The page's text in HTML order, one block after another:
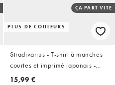
PLUS DE COULEURS
ÇA PART VITE
Stradivarius - T-shirt à manches
courtes et imprimé japonais -
Blanc
15,99 €